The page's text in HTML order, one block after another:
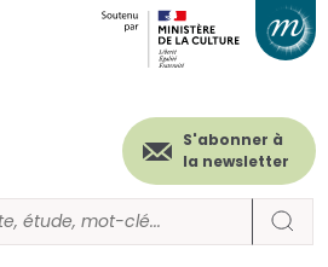
S'abonner à
la newsletter